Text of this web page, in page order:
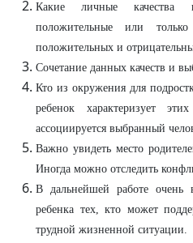
Какие личные качества
положительные или только
положительных и
Сочетание данных качеств и
Кто из окружения для
ребенок характеризует
ассоциируется выбранный
Важно увидеть место
Иногда можно отследить
В дальнейшей работе очень
ребенка тех, кто может
трудной жизненной ситуации.